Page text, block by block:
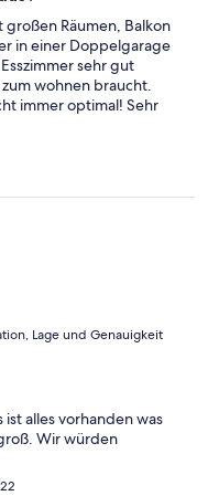
Räumen, Balkon
in einer Doppelgarage
sehr gut
wohnen braucht.
immer optimal! Sehr
- Cottbus! Hatten eine
Lage und Genauigkeit
ist alles vorhanden was
Wir würden